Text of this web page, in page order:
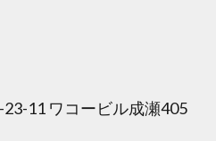
11 ワコービル成瀬405